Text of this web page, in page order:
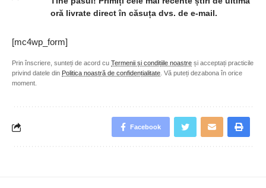
oră livrate direct în căsuța dvs. de e-mail.
[mc4wp_form]
Prin înscriere, sunteți de acord cu Termenii și condițiile noastre și acceptați practicile
privind datele din Politica noastră de confidențialitate . Vă puteți dezabona în orice
moment.
Facebook